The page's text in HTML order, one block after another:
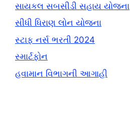
સાયકલ સબસીડી સહાય યોજના
સીધી ધિરાણ લોન યોજના
સ્ટાફ નર્સ ભરતી 2024
સ્માર્ટફોન
હવામાન વિભાગની આગાહી